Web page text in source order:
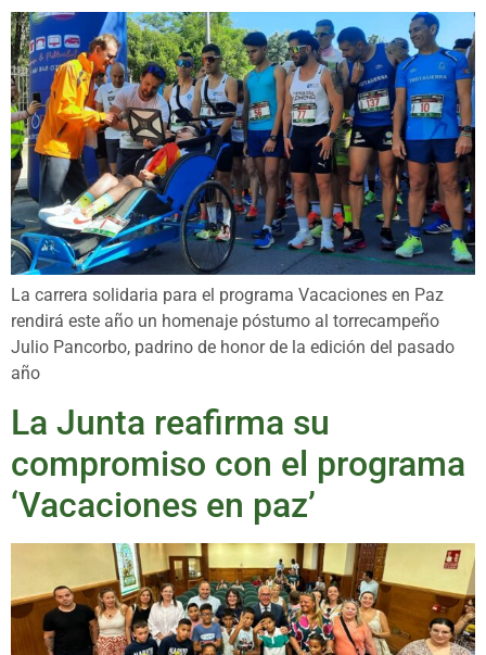
La carrera solidaria para el programa Vacaciones en Paz
rendirá este año un homenaje póstumo al torrecampeño
Julio Pancorbo, padrino de honor de la edición del pasado
año
La Junta reafirma su
compromiso con el programa
‘Vacaciones en paz’